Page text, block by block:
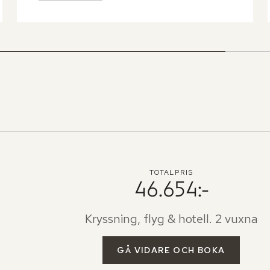
Luftkonditionering och 110/220 volts
Hyttens storlek: ca 17 m²
TOTALPRIS
46.654:-
Kryssning, flyg & hotell. 2 vuxna
GÅ VIDARE OCH BOKA